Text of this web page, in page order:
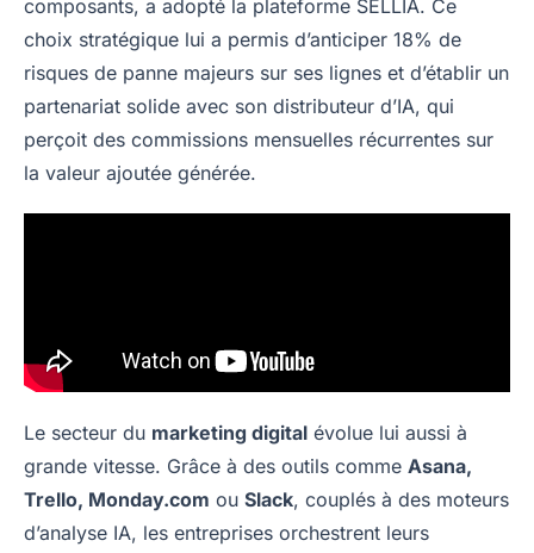
composants, a adopté la plateforme SELLIA. Ce
choix stratégique lui a permis d’anticiper 18% de
risques de panne majeurs sur ses lignes et d’établir un
partenariat solide avec son distributeur d’IA, qui
perçoit des commissions mensuelles récurrentes sur
la valeur ajoutée générée.
Le secteur du marketing digital évolue lui aussi à
grande vitesse. Grâce à des outils comme Asana,
Trello, Monday.com ou Slack, couplés à des moteurs
d’analyse IA, les entreprises orchestrent leurs